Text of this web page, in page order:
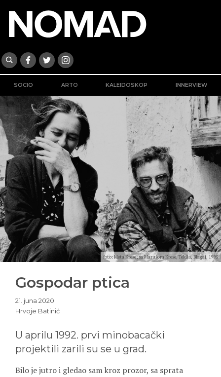
SOCIO ARTO KALEIDOSKOP INNERVIEW
foto: Meta Krese; sa Marušom Krese, Tekija, Blagaj, 1995
Gospodar ptica
21. juna 2020.
Hrvoje Batinić
U aprilu 1992. prvi minobacački
projektili zarili su se u grad.
Bilo je jutro i gledao sam kroz prozor, sa sprata